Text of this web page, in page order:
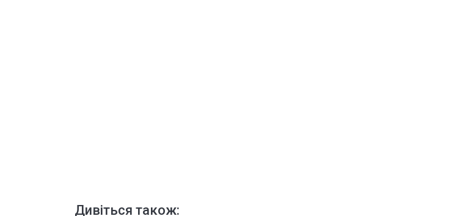
Дивіться також: